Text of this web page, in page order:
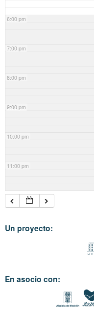
6:00 pm
7:00 pm
8:00 pm
9:00 pm
10:00 pm
11:00 pm
Un proyecto:
En asocio con: